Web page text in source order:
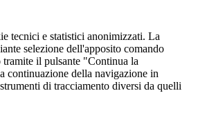
tecnici e statistici anonimizzati. La
selezione dell'apposito comando
il pulsante "Continua la
continuazione della navigazione in
di tracciamento diversi da quelli